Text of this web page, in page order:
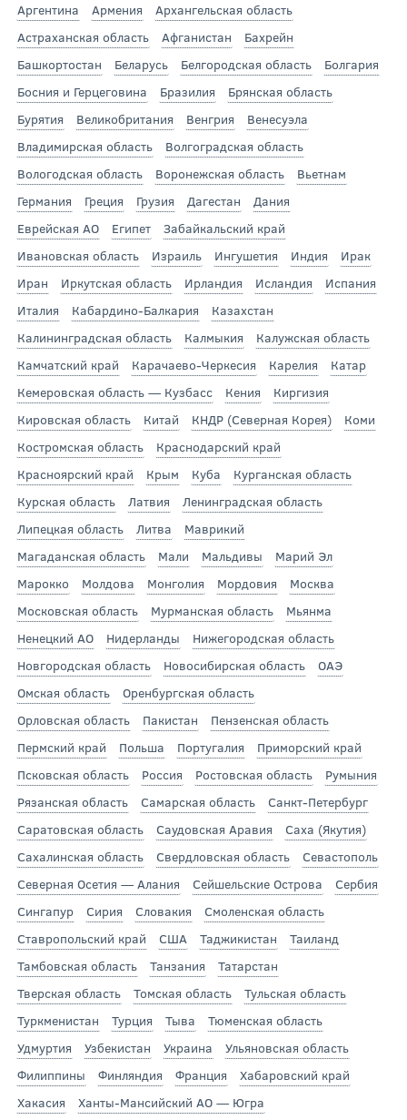
Аргентина
Армения
Архангельская область
Астраханская область
Афганистан
Бахрейн
Башкортостан
Беларусь Белгородская область
Болгария
Босния и Герцеговина
Бразилия
Брянская область
Бурятия
Великобритания Венгрия
Венесуэла
Владимирская область
Волгоградская область
Вологодская область
Воронежская область
Вьетнам
Германия
Греция Грузия Дагестан
Дания
Еврейская АО
Египет
Забайкальский край
Ивановская область
Израиль Ингушетия Индия
Ирак
Иран
Иркутская область Ирландия Исландия
Испания
Италия
Кабардино-Балкария
Казахстан
Калининградская область
Калмыкия
Калужская область
Камчатский край
Карачаево-Черкесия Карелия
Катар
Кемеровская область — Кузбасс
Кения
Киргизия
Кировская область
Китай КНДР (Северная Корея)
Коми
Костромская область
Краснодарский край
Красноярский край
Крым Куба
Курганская область
Курская область
Латвия
Ленинградская область
Липецкая область
Литва
Маврикий
Магаданская область
Мали Мальдивы
Марий Эл
Марокко
Молдова Монголия Мордовия
Москва
Московская область
Мурманская область
Мьянма
Ненецкий АО
Нидерланды
Нижегородская область
Новгородская область
Новосибирская область
ОАЭ
Омская область
Оренбургская область
Орловская область
Пакистан
Пензенская область
Пермский край
Польша Португалия
Приморский край
Псковская область
Россия Ростовская область
Румыния
Рязанская область
Самарская область
Санкт-Петербург
Саратовская область
Саудовская Аравия
Саха (Якутия)
Сахалинская область
Свердловская область
Севастополь
Северная Осетия — Алания
Сейшельские Острова
Сербия
Сингапур
Сирия Словакия
Смоленская область
Ставропольский край
США Таджикистан
Таиланд
Тамбовская область
Танзания
Татарстан
Тверская область
Томская область
Тульская область
Туркменистан
Турция Тыва
Тюменская область
Удмуртия
Узбекистан Украина
Ульяновская область
Филиппины
Финляндия Франция
Хабаровский край
Хакасия
Ханты-Мансийский АО — Югра